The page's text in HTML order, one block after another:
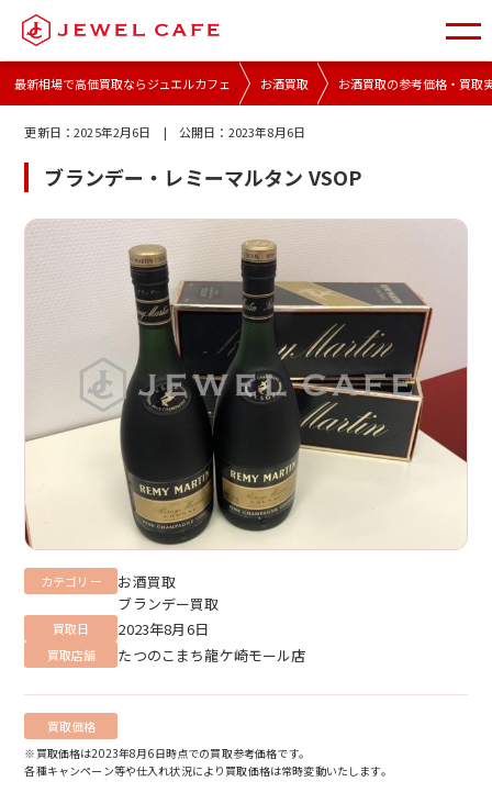
最新相場で高価買取ならジュエルカフェ お酒買取 お酒買取の参考価格・買取
更新日：2025年2月6日 | 公開日： 2023年8月6日
ブランデー・レミーマルタン VSOP
カテゴリー
お酒買取
ブランデー買取
買取日 2023年8月6日
買取店舗 たつのこまち龍ケ崎モール店
買取価格
※買取価格は2023年8月6日時点での買取参考価格です。
各種キャンペーン等や仕入れ状況により買取価格は常時変動いたします。